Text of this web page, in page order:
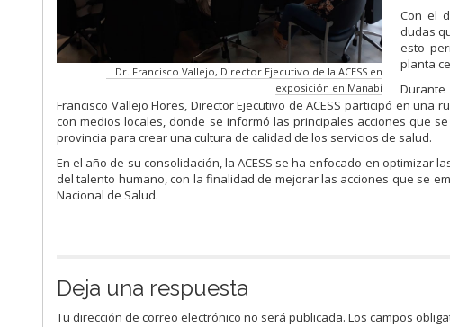
Dr. Francisco Vallejo, Director Ejecutivo de la ACESS en
exposición en Manabí
Con el
dudas
esto
planta
Francisco Vallejo Flores, Director Ejecutivo de ACESS participó en una
con medios locales, donde se informó las principales acciones que
provincia para crear una cultura de calidad de los servicios de salud.
En el año de su consolidación, la ACESS se ha enfocado en optimizar
del talento humano, con la finalidad de mejorar las acciones que se
Nacional de Salud.
Deja una respuesta
Tu dirección de correo electrónico no será publicada. Los campos